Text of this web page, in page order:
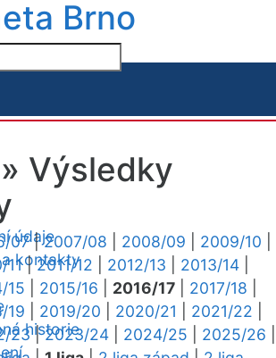
Brno
údaje
kontakty
historie
Výsledky
07|2007/08 2008/09 2009/10
11|2011/12 2012/13 2013/14
15
2015/16 2016/17 2017/18
19
2019/20 2020/21 2021/22
23|2023/24 2024/25 2025/26